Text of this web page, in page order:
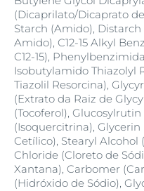
(Dicaprilato/Dicaprato
Starch (Amido),
Amido), C12-15 Alkyl
C12-15),
Isobutylamido Thiazolyl
Tiazolil Resorcina),
(Extrato da Raiz de
(Tocoferol),
(Isoquercitrina),
Cetílico), Stearyl Alcohol
Chloride (Cloreto de
Xantana), Carbomer
(Hidróxido de Sódio),